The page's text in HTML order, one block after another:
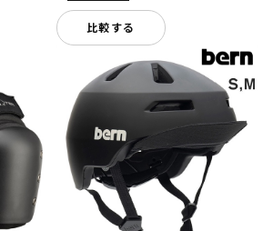
比較する